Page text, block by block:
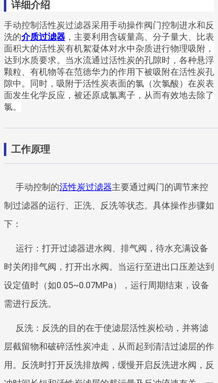
详细介绍
手动控制活性炭过滤器采用手动操作阀门控制进水和反
洗的介质过滤器 ，主要利用含碳量高、分子量大、比表
面积大的活性炭有机絮凝体对水中杂质进行物理吸附，
达到水质要求。当水流通过活性炭的孔隙时，各种悬浮
颗粒、有机物等在范德华力的作用下被吸附在活性炭孔
隙中。同时，吸附于活性炭表面的氯（次氯酸）在炭表
面发生化学反应，被还原成氯离子，从而有效地去除了
氯。
工作原理
手动控制的活性炭过滤器主要通过阀门的调节来控
制过滤器的运行、正洗、反洗等状态。具体操作步骤如
下：
运行：打开过滤器进水阀、排气阀，待水充满设备
时关闭排气阀，打开出水阀。当运行至进出口压差达到
设定值时（如0.05~0.07MPa），运行周期结束，设备
需进行反洗。
反洗：反洗的目的在于使滤层活性炭松动，并将滤
层截留物和破碎活性炭冲走，从而起到清洁过滤层的作
用。反洗时打开反洗排放阀，缓慢开启反洗进水阀，反